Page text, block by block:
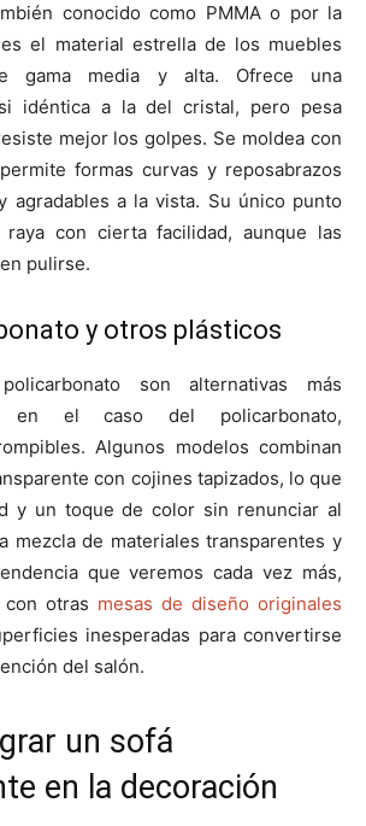
conocido como PMMA o por la
el material estrella de los muebles
gama media y alta. Ofrece una
idéntica a la del cristal, pero pesa
mejor los golpes. Se moldea con
formas curvas y reposabrazos
agradables a la vista. Su único punto
con cierta facilidad, aunque las
pulirse.
y otros plásticos
son alternativas más
en el caso del policarbonato,
Algunos modelos combinan
con cojines tapizados, lo que
y un toque de color sin renunciar al
mezcla de materiales transparentes y
que veremos cada vez más,
otras mesas de diseño originales
inesperadas para convertirse
del salón.
un sofá
en la decoración